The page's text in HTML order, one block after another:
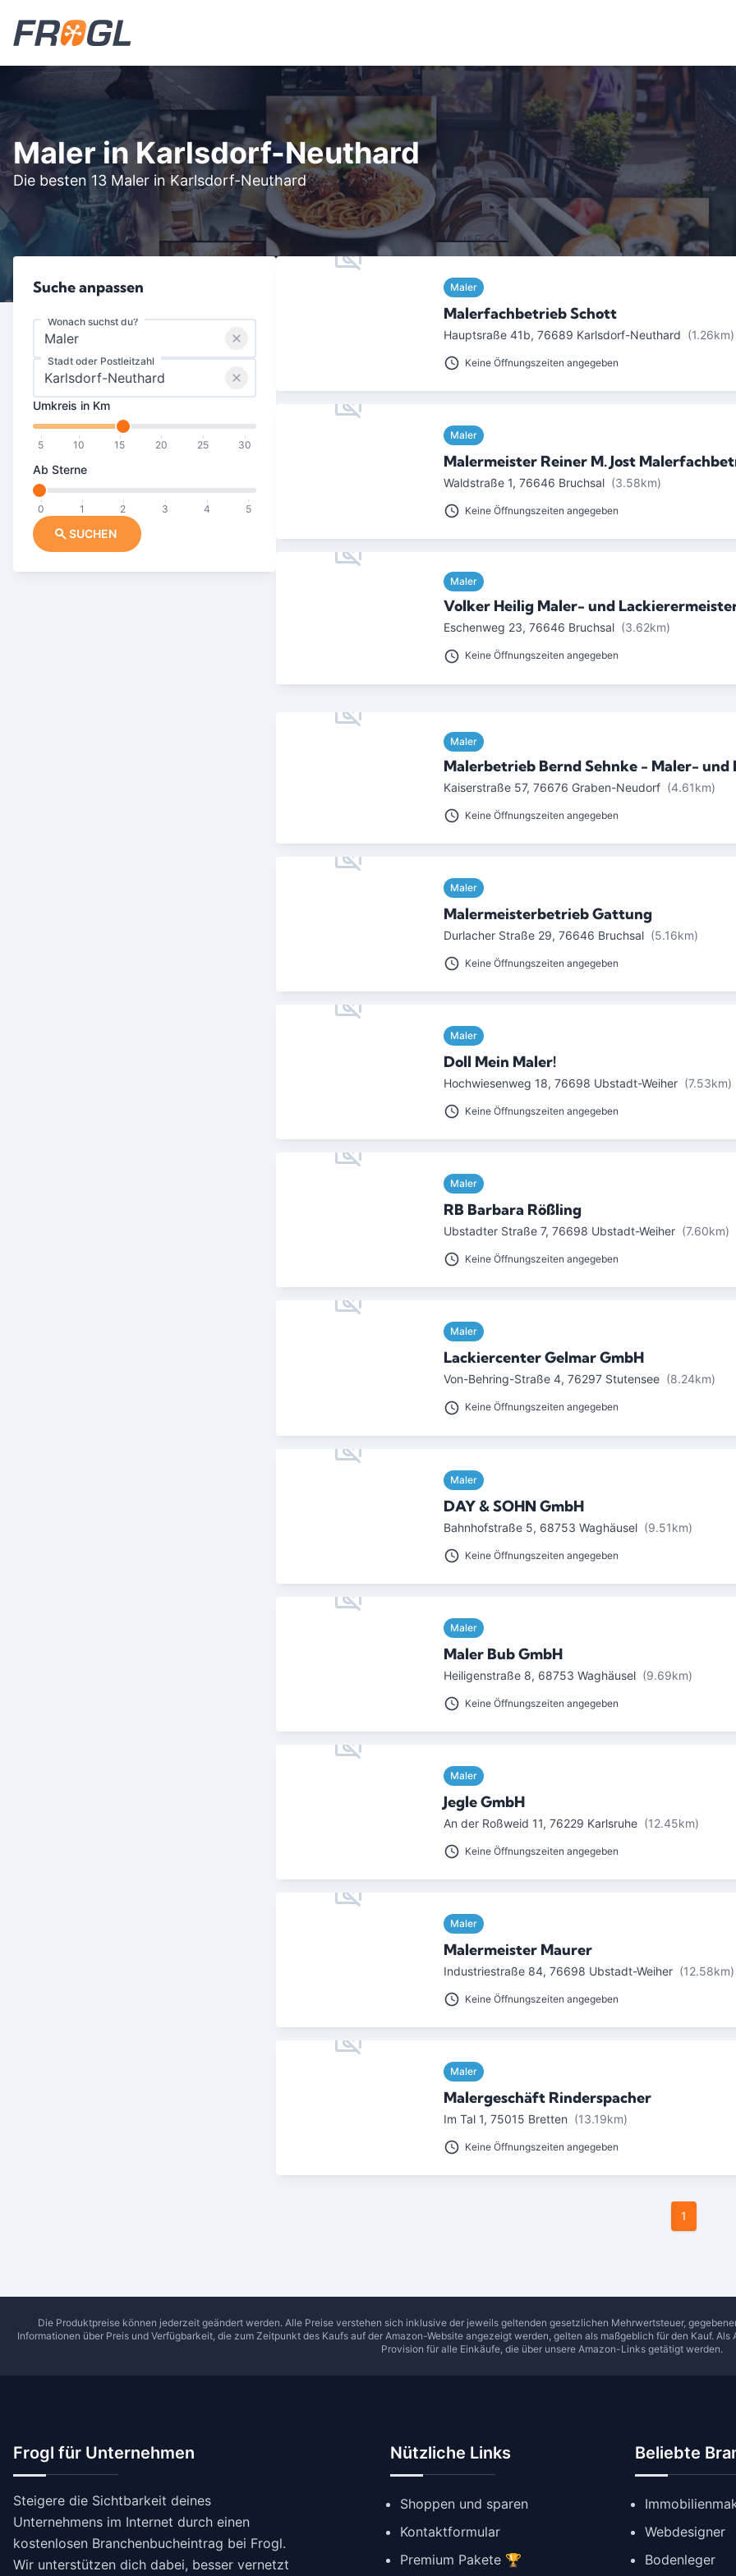
Maler in Karlsdorf-Neuthard
Die besten 13 Maler in Karlsdorf-Neuthard
Suche anpassen
Wonach suchst du?
Stadt oder Postleitzahl
Umkreis in Km
5 10 15 20 25 30
Ab Sterne
0 1 2 3 4 5
SUCHEN
Maler
Malerfachbetrieb Schott
Hauptsraße 41b, 76689 Karlsdorf-Neuthard (1.26km)
Keine Öffnungszeiten angegeben
Maler
Malermeister Reiner M. Jost
Waldstraße 1, 76646 Bruchsal (3.58km)
Keine Öffnungszeiten angegeben
Maler
Volker Heilig Maler- und
Eschenweg 23, 76646 Bruchsal (3.62km)
Keine Öffnungszeiten angegeben
Maler
Malerbetrieb Bernd Sehnke - Maler- und
Kaiserstraße 57, 76676 Graben-Neudorf (4.61km)
Keine Öffnungszeiten angegeben
Maler
Malermeisterbetrieb Gattung
Durlacher Straße 29, 76646 Bruchsal (5.16km)
Keine Öffnungszeiten angegeben
Maler
Doll Mein Maler!
Hochwiesenweg 18, 76698 Ubstadt-Weiher (7.53km)
Keine Öffnungszeiten angegeben
Maler
RB Barbara Rößling
Ubstadter Straße 7, 76698 Ubstadt-Weiher (7.60km)
Keine Öffnungszeiten angegeben
Maler
Lackiercenter Gelmar GmbH
Von-Behring-Straße 4, 76297 Stutensee (8.24km)
Keine Öffnungszeiten angegeben
Maler
DAY & SOHN GmbH
Bahnhofstraße 5, 68753 Waghäusel (9.51km)
Keine Öffnungszeiten angegeben
Maler
Maler Bub GmbH
Heiligenstraße 8, 68753 Waghäusel (9.69km)
Keine Öffnungszeiten angegeben
Maler
Jegle GmbH
An der Roßweid 11, 76229 Karlsruhe (12.45km)
Keine Öffnungszeiten angegeben
Maler
Malermeister Maurer
Industriestraße 84, 76698 Ubstadt-Weiher (12.58km)
Keine Öffnungszeiten angegeben
Maler
Malergeschäft Rinderspacher
Im Tal 1, 75015 Bretten (13.19km)
Keine Öffnungszeiten angegeben
1
Die Produktpreise können jederzeit geändert werden. Alle Preise verstehen sich inklusive der jeweils geltenden gesetzlichen Mehrwertsteuer,
Informationen über Preis und Verfügbarkeit, die zum Zeitpunkt des Kaufs auf der Amazon-Website angezeigt werden, gelten als maßgeblich für den Kauf.
Provision für alle Einkäufe, die über unsere Amazon-Links getätigt werden.
Frogl für Unternehmen
Steigere die Sichtbarkeit deines
Unternehmens im Internet durch einen
kostenlosen Branchenbucheintrag bei Frogl.
Wir unterstützen dich dabei, besser vernetzt
Nützliche Links
Shoppen und sparen
Kontaktformular
Premium Pakete 🏆
Beliebte
Webdesigner
Bodenleger